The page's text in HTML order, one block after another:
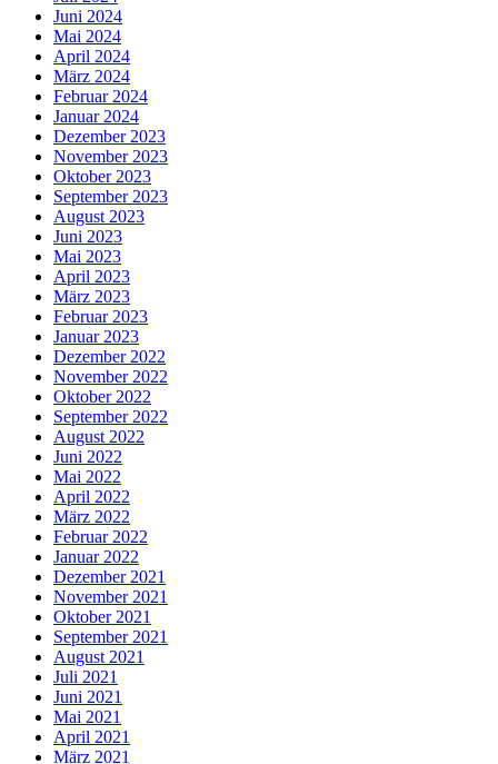
Juni 2024
Mai 2024
April 2024
März 2024
Februar 2024
Januar 2024
Dezember 2023
November 2023
Oktober 2023
September 2023
August 2023
Juni 2023
Mai 2023
April 2023
März 2023
Februar 2023
Januar 2023
Dezember 2022
November 2022
Oktober 2022
September 2022
August 2022
Juni 2022
Mai 2022
April 2022
März 2022
Februar 2022
Januar 2022
Dezember 2021
November 2021
Oktober 2021
September 2021
August 2021
Juli 2021
Juni 2021
Mai 2021
April 2021
März 2021